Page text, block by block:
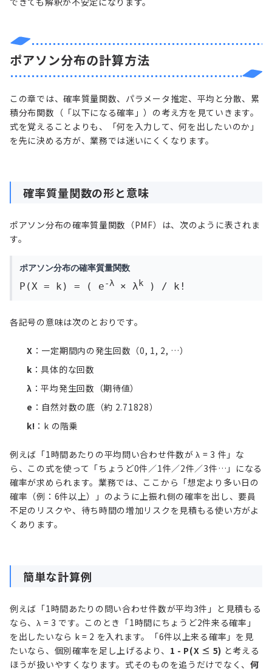
ポアソン分布の計算方法
この章では、確率質量関数、パラメータ推定、平均と分散、累
積分布関数（「以下になる確率」）の考え方を見ていきます。
式を覚えることよりも、「何を入力して、何を出したいのか」
を先に決める方が、業務では迷いにくくなります。
確率質量関数の形と意味
ポアソン分布の確率質量関数（PMF）は、次のように表されま
す。
ポアソン分布の確率質量関数
P(X = k) = ( e-λ × λ k ) / k!
各記号の意味は次のとおりです。
X ：一定期間内の発生回数（0, 1, 2, …）
k ：具体的な回数
λ ：平均発生回数（期待値）
e ：自然対数の底（約 2.71828）
k! ：k の階乗
例えば「1時間あたりの平均問い合わせ件数が λ = 3 件」な
ら、この式を使って「ちょうど0件／1件／2件／3件…」になる
確率が求められます。業務では、ここから「想定より多い日の
確率（例：6件以上）」のように上振れ側の確率を出し、要員
不足のリスクや、待ち時間の増加リスクを見積もる使い方がよ
くあります。
簡単な計算例
例えば「1時間あたりの問い合わせ件数が平均3件」と見積もる
なら、λ = 3 です。このとき「1時間にちょうど2件来る確率」
を出したいなら k = 2 を入れます。「6件以上来る確率」を見
たいなら、個別確率を足し上げるより、 1 - P(X ≤ 5) と考える
ほうが扱いやすくなります。式そのものを追うだけでなく、 何